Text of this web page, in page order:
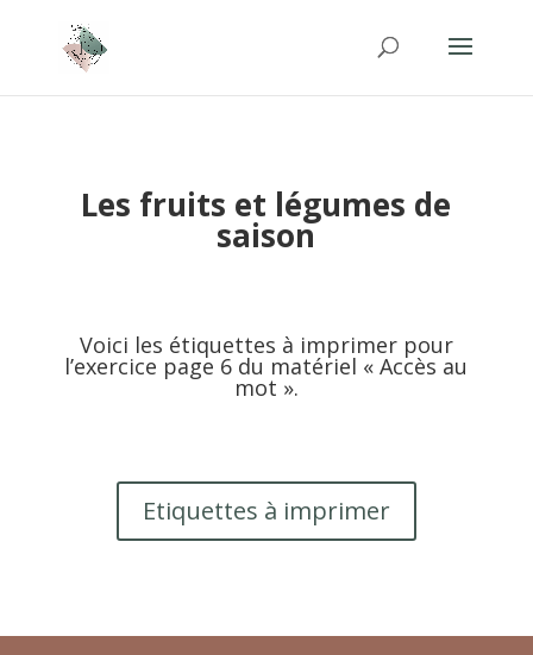
Les fruits et légumes de
saison
Voici les étiquettes à imprimer pour
l’exercice page 6 du matériel « Accès au
mot ».
Etiquettes à imprimer